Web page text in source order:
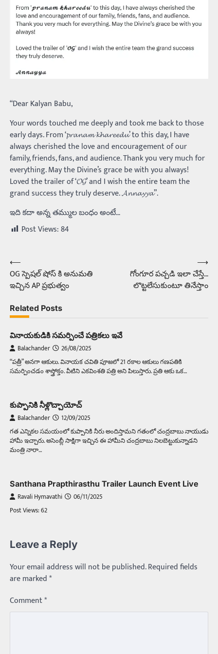
“Dear Kalyan Babu,
Your words touched me deeply and took me back to those
early days. From ‘𝓹𝓻𝓪𝓷𝓪𝓶 𝓴𝓱𝓪𝓻𝓮𝓮𝓭𝓾’ to this day, I have
always cherished the love and encouragement of our
family, friends, fans, and audience. Thank you very much for
everything. May the Divine’s grace be with you always!
Loved the trailer of ‘𝓞𝓖’ and I wish the entire team the
grand success they truly deserve. 𝓐𝓷𝓷𝓪𝔂𝔂𝓪”.
ఇది కదా అన్న తమ్ముల బంధం అంటే…
Post Views:84
Post
navigation
⟵
OG స్పెషల్ షోస్ కి అనుమతి
ఇచ్చిన AP ప్రభుత్వం
గోంగూర పచ్చడి ఇలా చేస్తే…
లొట్టలేసుకుంటూ తినేస్తాం
⟶
Related Posts
వినాయకుడికి సమర్పించే పత్రికలు ఇవే
Balachander 26/08/2025
“పత్రీ” అనగా ఆకులు. వినాయక చవితి పూజలో 21 రకాల ఆకులు గణపతికి
సమర్పించడం శాస్త్రోక్తం. వీటిని ఎకవింశతి పత్రి అని పిలుస్తారు. ప్రతి ఆకు ఒక…
కుప్పానికి నీళ్లొచ్చాయోచ్‌
Balachander 12/09/2025
గత ఎన్నికల సమయంలో కుప్పానికి నీరు అందిస్తామని గతంలో చంద్రబాబు నాయుడు
హామీ ఇచ్చారు. అసెంబ్లీ సాక్షిగా ఇచ్చిన ఈ హామీని చంద్రబాబు నిలబెట్టుకున్నాడని
మంత్రి నారా…
Santhana Prapthirasthu Trailer Launch Event Live
Ravali Hymavathi 06/11/2025
Post Views: 62
Leave a Reply
Your email address will not be published.Required fields
are marked*
Comment*